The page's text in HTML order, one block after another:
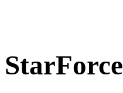
StarForce